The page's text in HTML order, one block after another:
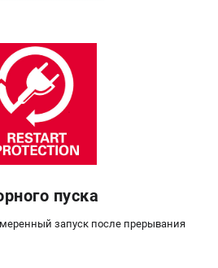
пуска
запуск после прерывания